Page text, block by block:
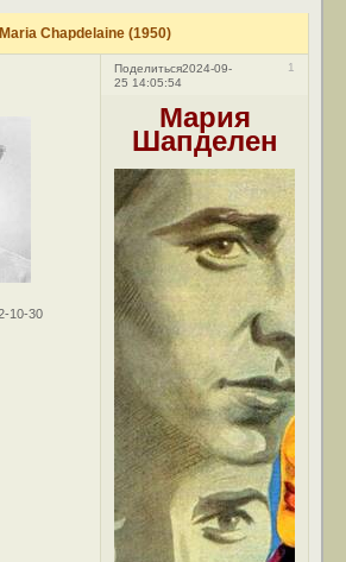
Chapdelaine (1950)
Поделиться 1
2024-09-
25 14:05:54
10-30
Мария
Шапделен